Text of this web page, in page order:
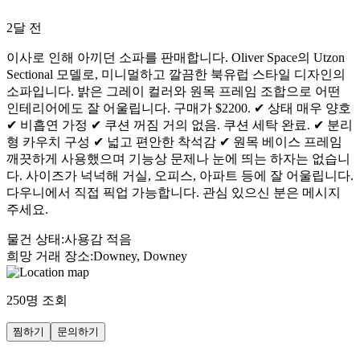
2달 전
이사로 인해 아끼던 소파를 판매합니다. Oliver Space의 Utzon
Sectional 모델로, 미니멀하고 깔끔한 북유럽 스타일 디자인의
소파입니다. 밝은 그레이 컬러와 원목 프레임 조합으로 어떤
인테리어에도 잘 어울립니다. 구매가 $2200. ✔ 상태 매우 양호
✔ 비흡연 가정 ✔ 쿠션 꺼짐 거의 없음. 쿠션 세탁 완료. ✔ 분리
형 카우치 구성 ✔ 넓고 편안한 착석감 ✔ 원목 베이스 프레임
깨끗하게 사용했으며 기능상 문제나 눈에 띄는 하자는 없습니
다. 사이즈가 넉넉해 거실, 오피스, 아파트 등에 잘 어울립니다.
다우니에서 직접 픽업 가능합니다. 관심 있으신 분은 메시지
주세요.
물건 상태 :사용감 적음
희망 거래 장소:Downey, Downey
250명 조회
찜하기 문의하기